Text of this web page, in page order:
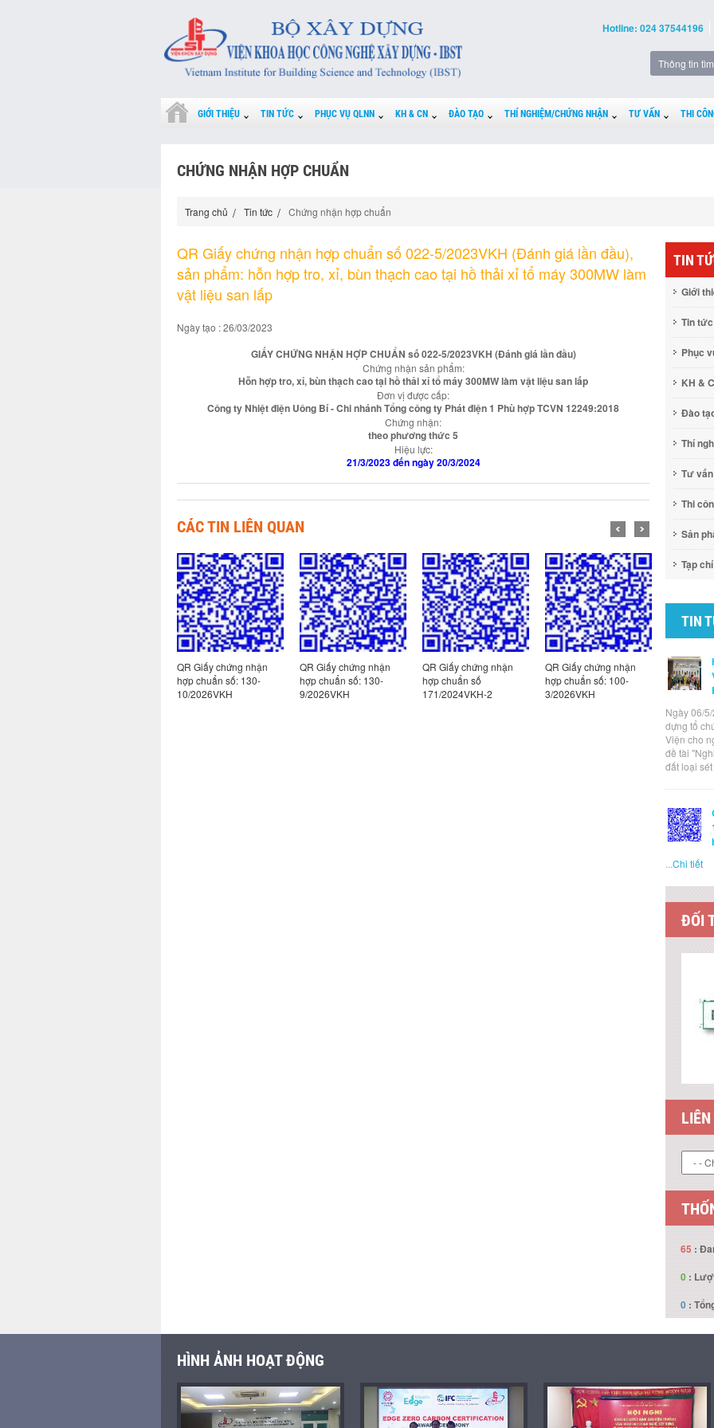
Hotline: 024 37544196
GIỚI THIỆU TIN TỨC PHỤC VỤ QLNN KH & CN ĐÀO TẠO THÍ NGHIỆM/CHỨNG NHẬN TƯ VẤN THI
CHỨNG NHẬN HỢP CHUẨN
Trang chủ Tin tức Chứng nhận hợp chuẩn
QR Giấy chứng nhận hợp chuẩn số 022-5/2023VKH (Đánh giá lần đầu),
sản phẩm: hỗn hợp tro, xỉ, bùn thạch cao tại hồ thải xỉ tổ máy 300MW làm
vật liệu san lấp
Ngày tạo : 26/03/2023
GIẤY CHỨNG NHẬN HỢP CHUẨN số 022-5/2023VKH (Đánh giá lần đầu)
Chứng nhận sản phẩm:
Hỗn hợp tro, xỉ, bùn thạch cao tại hồ thải xỉ tổ máy 300MW làm vật liệu san lấp
Đơn vị được cấp:
Công ty Nhiệt điện Uông Bí - Chi nhánh Tổng công ty Phát điện 1 Phù hợp TCVN 12249:2018
Chứng nhận:
theo phương thức 5
Hiệu lực:
21/3/2023 đến ngày 20/3/2024
CÁC TIN LIÊN QUAN
QR Giấy chứng nhận
hợp chuẩn số: 130-
10/2026VKH
QR Giấy chứng nhận
hợp chuẩn số: 130-
9/2026VKH
QR Giấy chứng nhận
hợp chuẩn số
171/2024VKH-2
QR Giấy chứng nhận
hợp chuẩn số: 100-
3/2026VKH
QR Giấy
hợp
2/
TIN
Giới
Tin tức
Phục
KH &
Đào
Thí
Tư vấn
Thi
Sản
Tạp chí
TIN
Ngày 06/
dựng tổ
Viện cho
đề tài
đất loại
...Chi tiết
ĐỐI
65 :
0 :
0 :
HÌNH ẢNH HOẠT ĐỘNG